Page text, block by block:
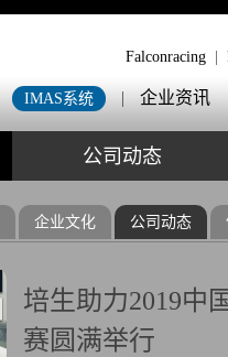
Falconracing
IMAS系统 | 企业资讯
公司动态
企业文化 公司动态
培生助力2019中
赛圆满举行